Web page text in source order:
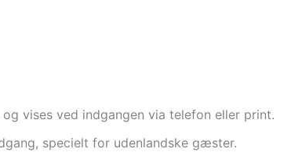
vises ved indgangen via telefon eller print.
specielt for udenlandske gæster.